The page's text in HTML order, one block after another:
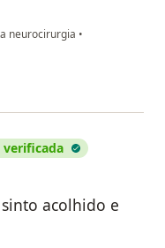
neurocirurgia •
verificada
acolhido e